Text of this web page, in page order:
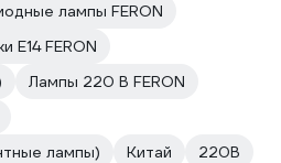
лампы FERON
E14 FERON
Лампы 220 В FERON
лампы)
Китай
220В